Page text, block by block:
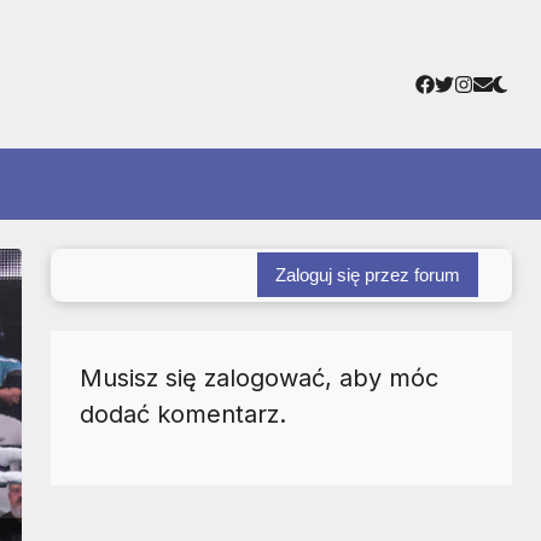
Facebook
Twitter
Adres
Zaloguj się przez forum
Musisz się zalogować, aby móc
dodać komentarz.